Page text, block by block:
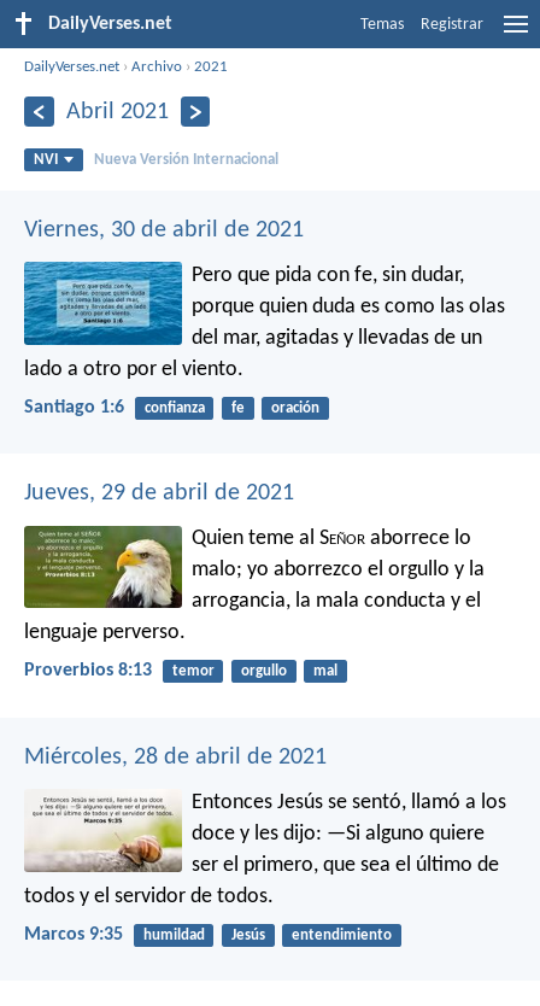
DailyVerses.net Temas Registrar
DailyVerses.net ›Archivo ›2021
Abril 2021
NVI Nueva Versión Internacional
Viernes, 30 de abril de 2021
Pero que pida con fe, sin dudar,
porque quien duda es como las olas
del mar, agitadas y llevadas de un
lado a otro por el viento.
Santiago 1:6 confianza fe oración
Jueves, 29 de abril de 2021
Quien teme al Señor aborrece lo
malo; yo aborrezco el orgullo y la
arrogancia, la mala conducta y el
lenguaje perverso.
Proverbios 8:13 temor orgullo mal
Miércoles, 28 de abril de 2021
Entonces Jesús se sentó, llamó a los
doce y les dijo: —Si alguno quiere
ser el primero, que sea el último de
todos y el servidor de todos.
Marcos 9:35 humildad Jesús entendimiento